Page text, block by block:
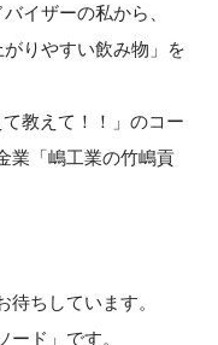
イザーの私から、
がりやすい飲み物」を
教えて！！」のコー
業「嶋工業の竹嶋貢
ちしています。
ード」です。